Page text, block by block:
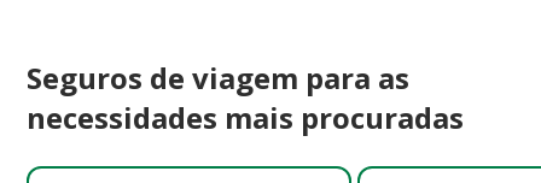
Seguros de viagem para as
necessidades mais procuradas